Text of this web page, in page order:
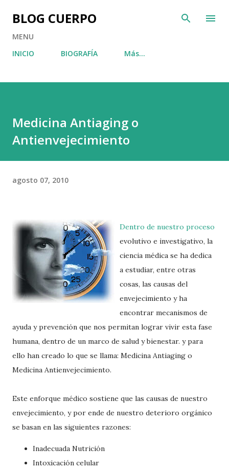
Ir al contenido principal
BLOG CUERPO
MENU
INICIO
BIOGRAFÍA Más…
Medicina Antiaging o
Antienvejecimiento
agosto 07, 2010
Dentro de nuestro proceso
evolutivo e investigativo, la
ciencia médica se ha dedica
a estudiar, entre otras
cosas, las causas del
envejecimiento y ha
encontrar mecanismos de
ayuda y prevención que nos permitan lograr vivir esta fase
humana, dentro de un marco de salud y bienestar. y para
ello han creado lo que se llama: Medicina Antiaging o
Medicina Antienvejecimiento.
Este enforque médico sostiene que las causas de nuestro
envejecimiento, y por ende de nuestro deterioro orgánico
se basan en las siguientes razones:
Inadecuada Nutrición
Intoxicación celular